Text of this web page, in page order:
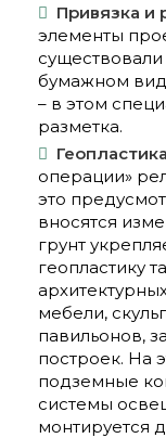
Привязка и
элементы
бумажном
– в этом
разметка.
операции»
это
вносятся
грунт
геопластику
мебели,
павильонов,
построек. На
подземные
системы
монтируется